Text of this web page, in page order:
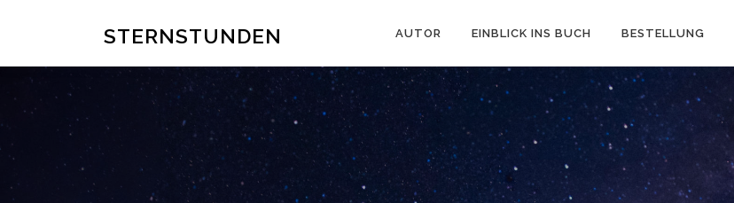
STERNSTUNDEN AUTOR EINBLICK INS BUCH BESTELLUNG